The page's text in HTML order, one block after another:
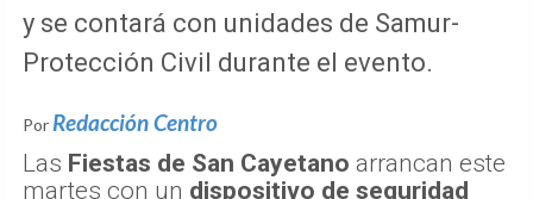
y se contará con unidades de Samur-
Protección Civil durante el evento.
Por Redacción Centro
Las Fiestas de San Cayetano arrancan este
martes con un dispositivo de seguridad